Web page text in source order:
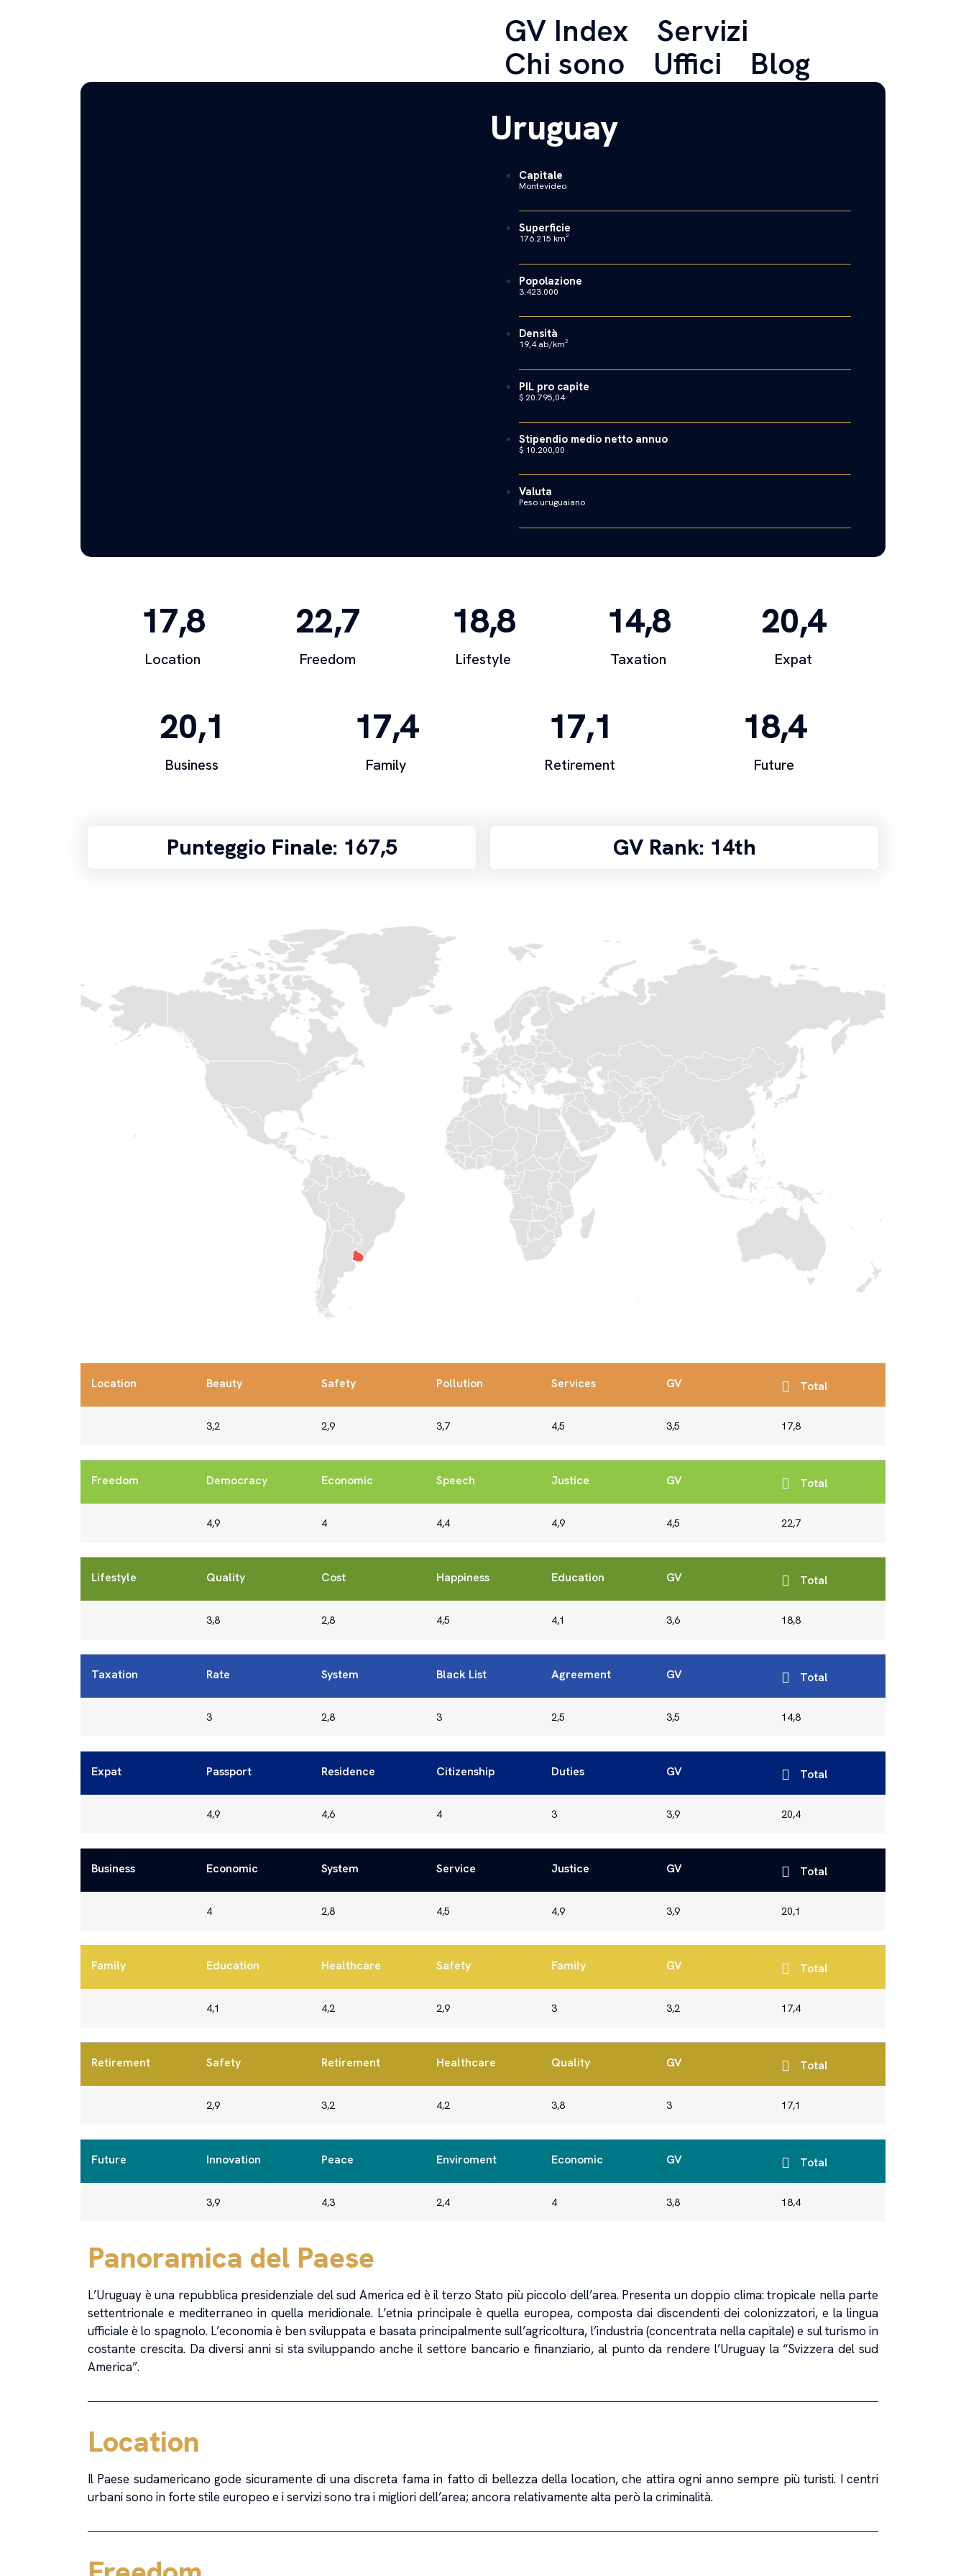
GV Index
Servizi
Chi sono
Uffici Blog
Uruguay
Capitale
Montevideo
Superficie
176.215 km²
Popolazione
3.423.000
Densità
19,4 ab/km²
PIL pro capite
$ 20.795,04
Stipendio medio netto annuo
$ 10.200,00
Valuta
Peso uruguaiano
17,8
Location
22,7
Freedom
18,8
Lifestyle
14,8
Taxation
20,4
Expat
20,1
Business
17,4
Family
17,1
Retirement
18,4
Future
Punteggio Finale: 167,5 GV Rank: 14th
Location Beauty Safety Pollution Services GV Total
3,2 2,9 3,7 4,5 3,5 17,8
Freedom Democracy Economic Speech Justice GV Total
4,9 4 4,4 4,9 4,5 22,7
Lifestyle Quality Cost Happiness Education GV Total
3,8 2,8 4,5 4,1 3,6 18,8
Taxation Rate System Black List Agreement GV Total
3 2,8 3 2,5 3,5 14,8
Expat Passport Residence Citizenship Duties GV Total
4,9 4,6 4 3 3,9 20,4
Business Economic System Service Justice GV Total
4 2,8 4,5 4,9 3,9 20,1
Family Education Healthcare Safety Family GV Total
4,1 4,2 2,9 3 3,2 17,4
Retirement Safety Retirement Healthcare Quality GV Total
2,9 3,2 4,2 3,8 3 17,1
Future Innovation Peace Enviroment Economic GV Total
3,9 4,3 2,4 4 3,8 18,4
Panoramica del Paese
L’Uruguay è una repubblica presidenziale del sud America ed è il terzo Stato più piccolo dell’area. Presenta un doppio clima: tropicale nella parte
settentrionale e mediterraneo in quella meridionale. L’etnia principale è quella europea, composta dai discendenti dei colonizzatori, e la lingua
ufficiale è lo spagnolo. L’economia è ben sviluppata e basata principalmente sull’agricoltura, l’industria (concentrata nella capitale) e sul turismo in
costante crescita. Da diversi anni si sta sviluppando anche il settore bancario e finanziario, al punto da rendere l’Uruguay la “Svizzera del sud
America”.
Location
Il Paese sudamericano gode sicuramente di una discreta fama in fatto di bellezza della location, che attira ogni anno sempre più turisti. I centri
urbani sono in forte stile europeo e i servizi sono tra i migliori dell’area; ancora relativamente alta però la criminalità.